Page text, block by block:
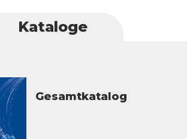
Kataloge
Gesamtkatalog